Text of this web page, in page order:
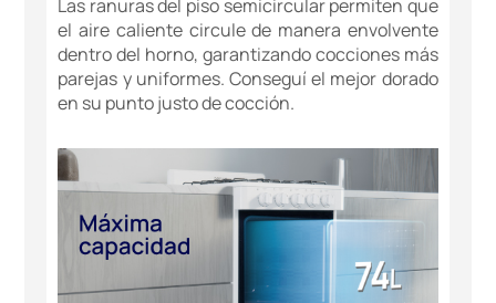
Las ranuras del piso semicircular permiten que
el aire caliente circule de manera envolvente
dentro del horno, garantizando cocciones más
parejas y uniformes. Conseguí el mejor dorado
en su punto justo de cocción.